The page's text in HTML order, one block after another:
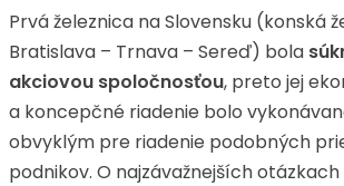
Prvá železnica na Slovensku (konská
Bratislava – Trnava – Sereď) bola
akciovou spoločnosťou, preto jej
a koncepčné riadenie bolo
obvyklým pre riadenie podobných
podnikov. O najzávažnejších